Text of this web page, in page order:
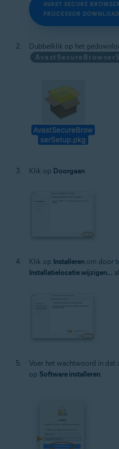
AVAST SECURE
PROCESSOR
Dubbelklik op het
Klik op Doorgaan.
Klik op Installeren om door
Installatielocatie wijzigen...
Voer het wachtwoord in dat
op Software installeren